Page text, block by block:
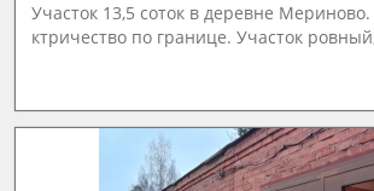
Участок 13,5 соток в деревне
ктричество по границе. Участок